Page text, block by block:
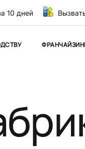
10 дней